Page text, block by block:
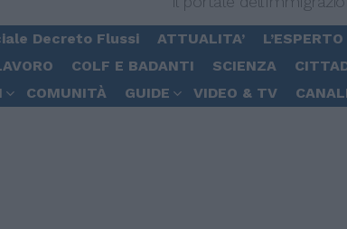
Decreto Flussi ATTUALITA’
COLF E BADANTI SCIENZA
COMUNITÀ GUIDE VIDEO & TV